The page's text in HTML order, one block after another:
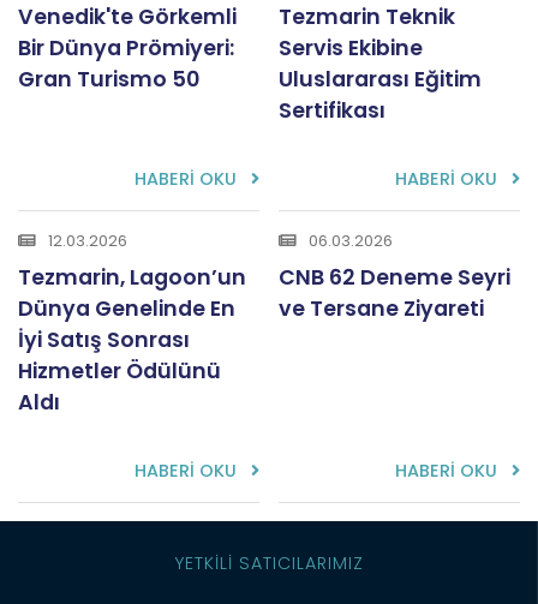
Venedik'te Görkemli
Bir Dünya Prömiyeri:
Gran Turismo 50
HABERİ OKU
Tezmarin Teknik
Servis Ekibine
Uluslararası Eğitim
Sertifikası
HABERİ OKU
12.03.2026
Tezmarin, Lagoon’un
Dünya Genelinde En
İyi Satış Sonrası
Hizmetler Ödülünü
Aldı
HABERİ OKU
06.03.2026
CNB 62 Deneme Seyri
ve Tersane Ziyareti
HABERİ OKU
YETKİLİ SATICILARIMIZ